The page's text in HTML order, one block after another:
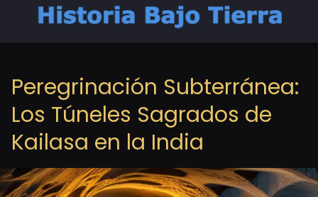
Peregrinación Subterránea:
Los Túneles Sagrados de
Kailasa en la India